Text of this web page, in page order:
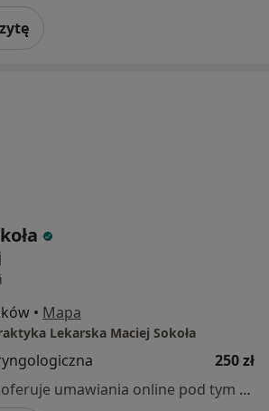
• Mapa
Lekarska Maciej Sokoła
250 zł
Specjalista nie oferuje umawiania online pod tym adresem.